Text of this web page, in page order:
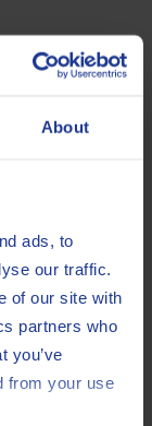
About
ads, to
our traffic.
of our site with
partners who
you’ve
from your use